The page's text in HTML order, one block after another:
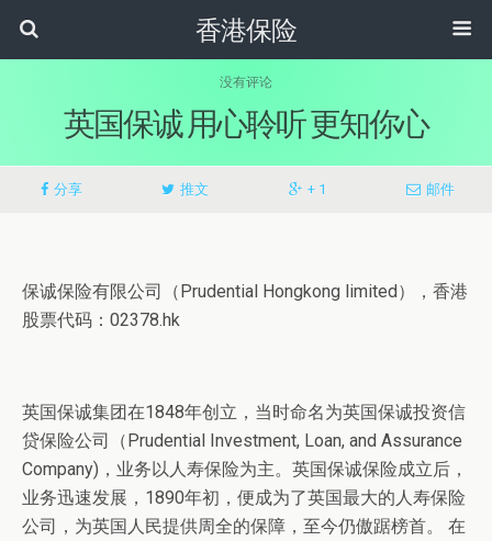
香港保险
没有评论
英国保诚 用心聆听 更知你心
分享 推文 + 1 邮件
保诚保险有限公司（Prudential Hongkong limited），香港
股票代码：02378.hk
英国保诚集团在1848年创立，当时命名为英国保诚投资信
贷保险公司（Prudential Investment, Loan, and Assurance
Company)，业务以人寿保险为主。英国保诚保险成立后，
业务迅速发展，1890年初，便成为了英国最大的人寿保险
公司，为英国人民提供周全的保障，至今仍傲踞榜首。 在